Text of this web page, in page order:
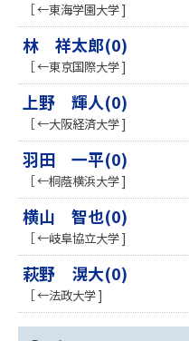
［ ←東海学園大学 ]
林 祥太郎(0)
［ ←東京国際大学 ]
上野 輝人(0)
［ ←大阪経済大学 ]
羽田 一平(0)
［ ←桐蔭横浜大学 ]
横山 智也(0)
［ ←岐阜協立大学 ]
萩野 滉大(0)
［ ←法政大学 ]